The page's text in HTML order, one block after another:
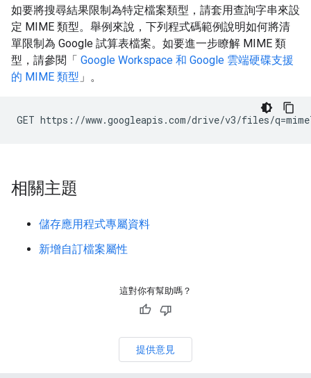
如要將搜尋結果限制為特定檔案類型，請套用查詢字串來設
定 MIME 類型。舉例來說，下列程式碼範例說明如何將清
單限制為 Google 試算表檔案。如要進一步瞭解 MIME 類
型，請參閱「 Google Workspace 和 Google 雲端硬碟支援
的 MIME 類型 」。
相關主題
儲存應用程式專屬資料
新增自訂檔案屬性
這對你有幫助嗎？
提供意見